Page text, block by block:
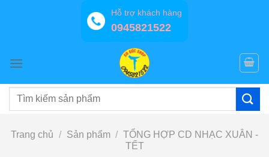
Hỗ trợ khách hàng
0945821522
Tìm
Trang chủ / Sản phẩm / TỔNG HỢP CD NHẠC XUÂN -
TẾT